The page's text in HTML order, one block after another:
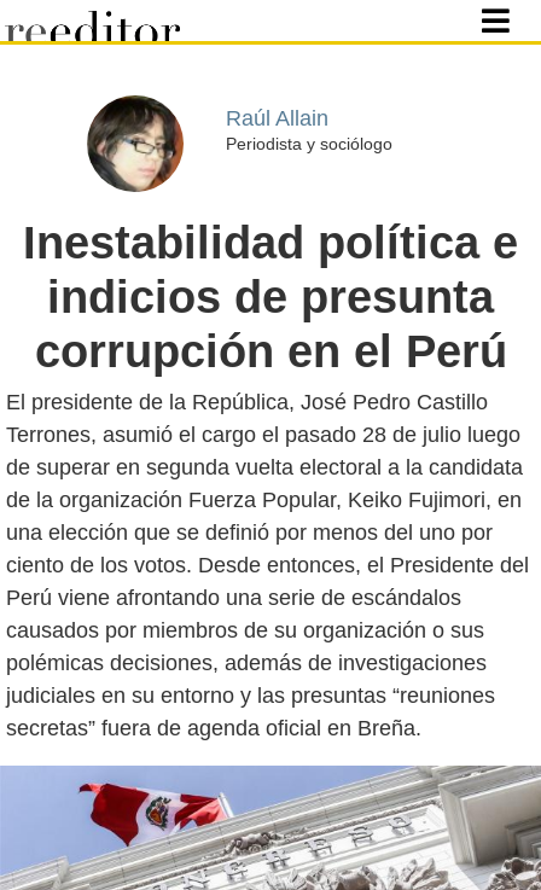
Raúl Allain
Periodista y sociólogo
Inestabilidad política e
indicios de presunta
corrupción en el Perú
El presidente de la República, José Pedro Castillo
Terrones, asumió el cargo el pasado 28 de julio luego
de superar en segunda vuelta electoral a la candidata
de la organización Fuerza Popular, Keiko Fujimori, en
una elección que se definió por menos del uno por
ciento de los votos. Desde entonces, el Presidente del
Perú viene afrontando una serie de escándalos
causados por miembros de su organización o sus
polémicas decisiones, además de investigaciones
judiciales en su entorno y las presuntas “reuniones